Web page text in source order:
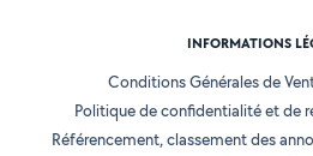
INFORMATIONS
Conditions Générales de
Politique de confidentialité et de
Référencement, classement des